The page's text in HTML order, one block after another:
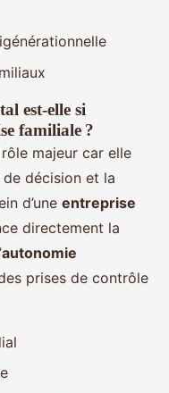
est-elle si
familiale ?
majeur car elle
décision et la
d’une entreprise
directement la
autonomie
prises de contrôle